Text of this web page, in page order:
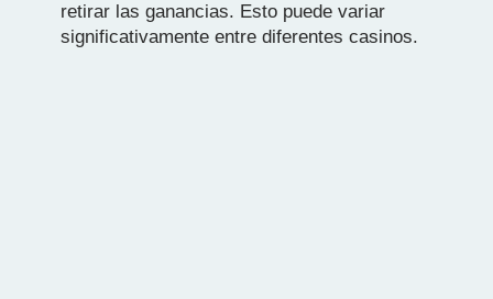
retirar las ganancias. Esto puede variar
significativamente entre diferentes casinos.